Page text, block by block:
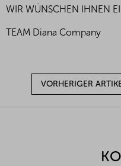
WIR WÜNSCHEN IHNEN
TEAM Diana Company
VORHERIGER